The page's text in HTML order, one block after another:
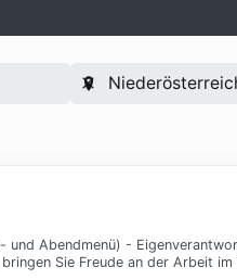
Abendmenü) -
Sie Freude an der Arbeit